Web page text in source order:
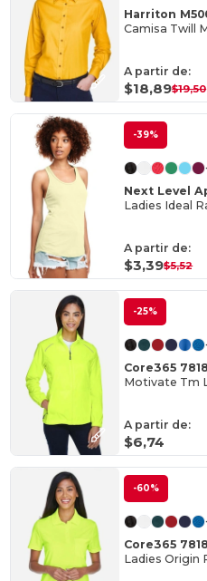
Harriton
Camisa Twill
A partir de:
$18,89$19,50
-39%
Next Level
Ladies Ideal
A partir de:
$3,39$5,52
-25%
Core365
A partir de:
$6,74
-60%
Core365